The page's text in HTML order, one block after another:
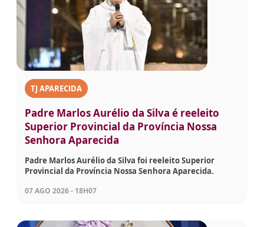
TJ APARECIDA
Padre Marlos Aurélio da Silva é reeleito
Superior Provincial da Província Nossa
Senhora Aparecida
Padre Marlos Aurélio da Silva foi reeleito Superior
Provincial da Província Nossa Senhora Aparecida.
07 AGO 2026 - 18H07